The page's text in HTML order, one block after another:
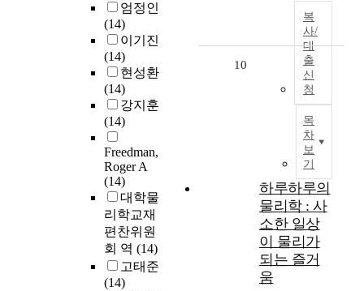
엄정인
(14)
이기진
(14)
현성환
(14)
강지훈
(14)
Freedman,
Roger A
(14)
대학물
리학교재
편찬위원
회 역 (14)
고태준
(14)
복
사/
대
출
신
청
목
차
보
기
10
하루하루의
물리학 : 사
소한 일상
이 물리가
되는 즐거
움